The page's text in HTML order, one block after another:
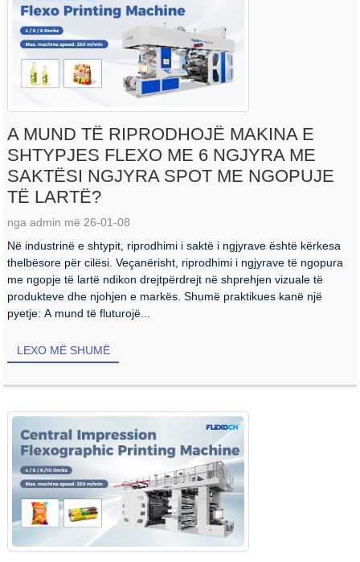
A MUND TË RIPRODHOJË MAKINA E
SHTYPJES FLEXO ME 6 NGJYRA ME
SAKTËSI NGJYRA SPOT ME NGOPUJE
TË LARTË?
nga admin më 26-01-08
Në industrinë e shtypit, riprodhimi i saktë i ngjyrave është kërkesa
thelbësore për cilësi. Veçanërisht, riprodhimi i ngjyrave të ngopura
me ngopje të lartë ndikon drejtpërdrejt në shprehjen vizuale të
produkteve dhe njohjen e markës. Shumë praktikues kanë një
pyetje: A mund të fluturojë...
LEXO MË SHUMË